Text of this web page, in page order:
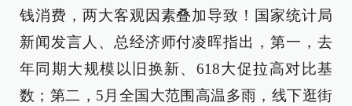
钱消费，两大客观因素叠加导致！国家统计局
新闻发言人、总经济师付凌晖指出，第一，去
年同期大规模以旧换新、618大促拉高对比基
数；第二，5月全国大范围高温多雨，线下逛街